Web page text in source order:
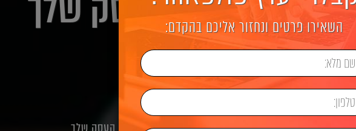
השאירו פרטים ונחזור אליכם בהקדם: